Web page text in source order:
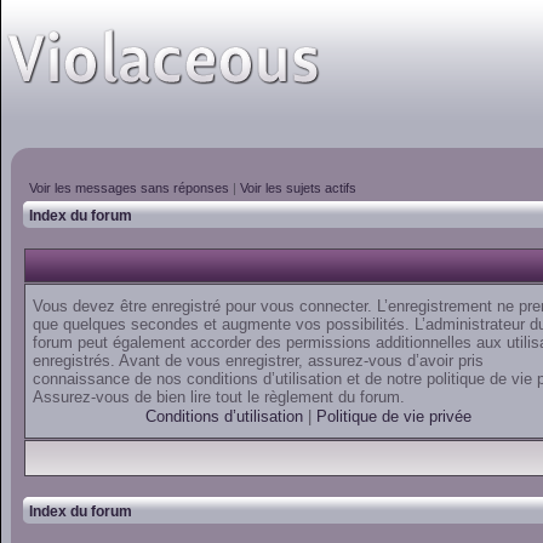
Voir les messages sans réponses | Voir les sujets actifs
Index du forum
Vous devez être enregistré pour vous connecter. L’enregistrement ne
que quelques secondes et augmente vos possibilités. L’administrateur
forum peut également accorder des permissions additionnelles aux
enregistrés. Avant de vous enregistrer, assurez-vous d’avoir pris
connaissance de nos conditions d’utilisation et de notre politique de vie
Assurez-vous de bien lire tout le règlement du forum.
Conditions d’utilisation
Politique de vie privée
Index du forum